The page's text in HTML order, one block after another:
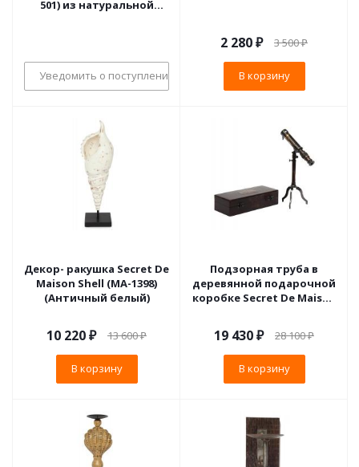
501) из натуральной
Уведомить о поступлении
2 280₽ 3 500₽
В корзину
Декор- ракушка Secret De
Maison Shell (MA-1398)
(Античный белый)
10 220₽ 13 600₽
В корзину
Подзорная труба в
деревянной подарочной
коробке Secret De Maison
медь)
19 430₽ 28 100₽
В корзину